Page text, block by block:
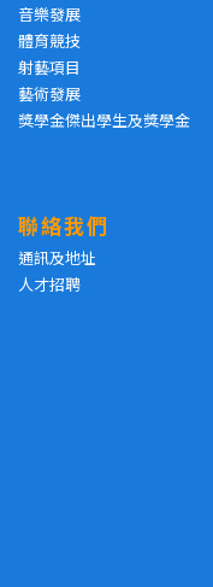
音樂發展
體育競技
射藝項目
藝術發展
獎學金傑出學生及獎學金
聯絡我們
通訊及地址
人才招聘